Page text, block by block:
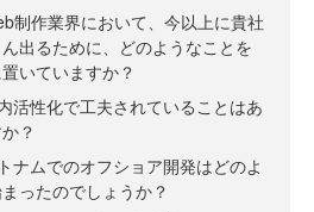
制作業界において、今以上に貴社
出るために、どのようなことを
いていますか？
活性化で工夫されていることはあ
？
ナムでのオフショア開発はどのよ
ったのでしょうか？